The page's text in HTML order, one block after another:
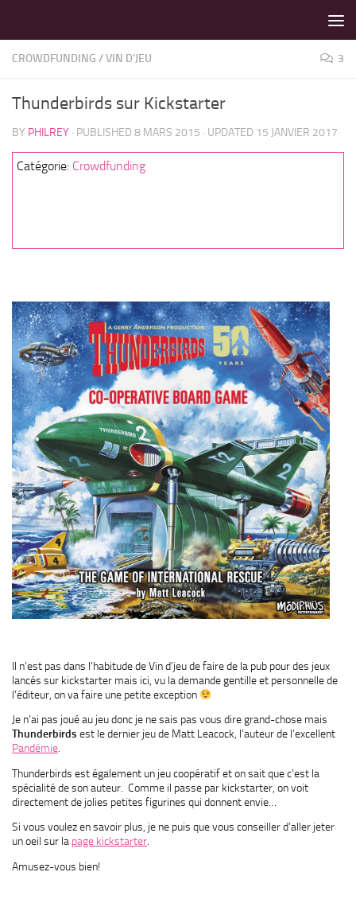
CROWDFUNDING /VIN D'JEU 3
Thunderbirds sur Kickstarter
BY PHILREY · PUBLISHED 8 MARS 2015 · UPDATED 15 JANVIER 2017
Catégorie: Crowdfunding
Il n’est pas dans l’habitude de Vin d’jeu de faire de la pub pour des jeux
lancés sur kickstarter mais ici, vu la demande gentille et personnelle de
l’éditeur, on va faire une petite exception
Je n’ai pas joué au jeu donc je ne sais pas vous dire grand-chose mais
Thunderbirds est le dernier jeu de Matt Leacock, l’auteur de l’excellent
Pandémie.
Thunderbirds est également un jeu coopératif et on sait que c’est la
spécialité de son auteur. Comme il passe par kickstarter, on voit
directement de jolies petites figurines qui donnent envie…
Si vous voulez en savoir plus, je ne puis que vous conseiller d’aller jeter
un oeil sur la page kickstarter.
Amusez-vous bien!